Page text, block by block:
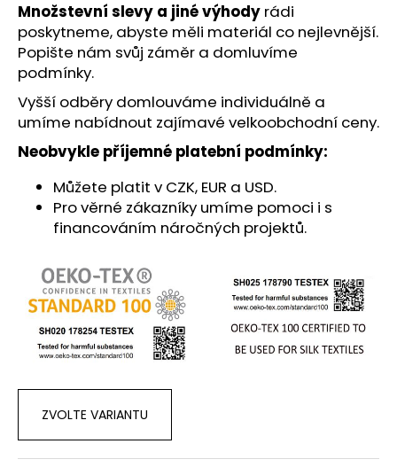
Množstevní slevy a jiné výhody rádi
poskytneme, abyste měli materiál co nejlevnější.
Popište nám svůj záměr a domluvíme
podmínky.
Vyšší odběry domlouváme individuálně a
umíme nabídnout zajímavé velkoobchodní ceny.
Neobvykle příjemné platební podmínky:
Můžete platit v CZK, EUR a USD.
Pro věrné zákazníky umíme pomoci i s
financováním náročných projektů.
ZVOLTE VARIANTU